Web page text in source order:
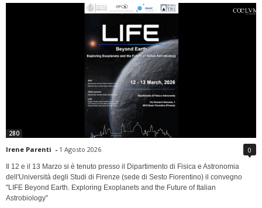
280
Irene Parenti - 1 Agosto 2026 0
Il 12 e il 13 Marzo si è tenuto presso il Dipartimento di Fisica e Astronomia
dell'Università degli Studi di Firenze (sede di Sesto Fiorentino) il convegno
"LIFE Beyond Earth. Exploring Exoplanets and the Future of Italian
Astrobiology"